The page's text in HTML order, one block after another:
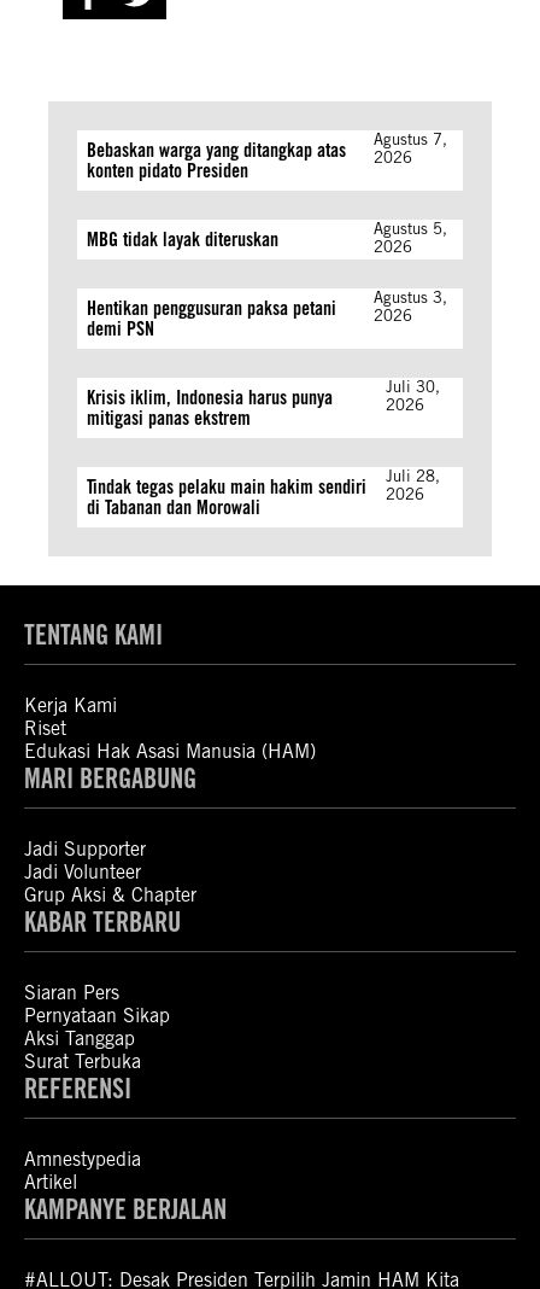
Bebaskan warga yang ditangkap atas
konten pidato Presiden
Agustus 7,
2026
MBG tidak layak diteruskan
Agustus 5,
2026
Hentikan penggusuran paksa petani
demi PSN
Agustus 3,
2026
Krisis iklim, Indonesia harus punya
mitigasi panas ekstrem
Juli 30,
2026
Tindak tegas pelaku main hakim sendiri
di Tabanan dan Morowali
Juli 28,
2026
TENTANG KAMI
Kerja Kami
Riset
Edukasi Hak Asasi Manusia (HAM)
MARI BERGABUNG
Jadi Supporter
Jadi Volunteer
Grup Aksi & Chapter
KABAR TERBARU
Siaran Pers
Pernyataan Sikap
Aksi Tanggap
Surat Terbuka
REFERENSI
Amnestypedia
Artikel
KAMPANYE BERJALAN
#ALLOUT: Desak Presiden Terpilih Jamin HAM Kita